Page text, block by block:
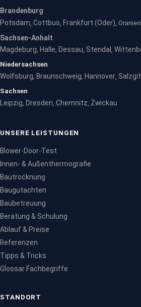
Brandenburg
Potsdam Cottbus Frankfurt (Oder) ,
Sachsen-Anhalt
Magdeburg, Halle, Dessau, Stendal ,
Niedersachsen
Wolfsburg, Braunschweig, Hannover,
Sachsen
Leipzig, Dresden, Chemnitz, Zwickau
UNSERE LEISTUNGEN
Blower-Door-Test
Innen- & Außenthermografie
Bautrocknung
Baugutachten
Baubetreuung
Beratung & Schulung
Ablauf & Preise
Referenzen
Tipps & Tricks
Glossar Fachbegriffe
STANDORT